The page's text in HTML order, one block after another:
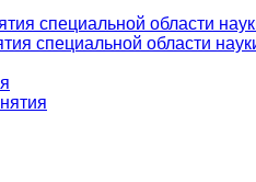
специальной области
специальной области